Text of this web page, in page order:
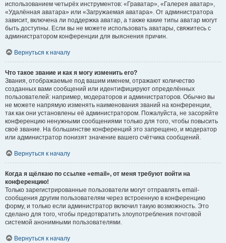
использованием четырёх инструментов: «Граватар», «Галерея аватар»,
«Удалённая аватара» или «Загружаемая аватара». От администратора
зависит, включена ли поддержка аватар, а также какие типы аватар могут
быть доступны. Если вы не можете использовать аватары, свяжитесь с
администратором конференции для выяснения причин.
Вернуться к началу
Что такое звание и как я могу изменить его?
Звания, отображаемые под вашим именем, отражают количество
созданных вами сообщений или идентифицируют определённых
пользователей: например, модераторов и администраторов. Обычно вы
не можете напрямую изменять наименования званий на конференции,
так как они установлены её администратором. Пожалуйста, не засоряйте
конференцию ненужными сообщениями только для того, чтобы повысить
своё звание. На большинстве конференций это запрещено, и модератор
или администратор понизят значение вашего счётчика сообщений.
Вернуться к началу
Когда я щёлкаю по ссылке «email», от меня требуют войти на
конференцию!
Только зарегистрированные пользователи могут отправлять email-
сообщения другим пользователям через встроенную в конференцию
форму, и только если администратор включил такую возможность. Это
сделано для того, чтобы предотвратить злоупотребления почтовой
системой анонимными пользователями.
Вернуться к началу